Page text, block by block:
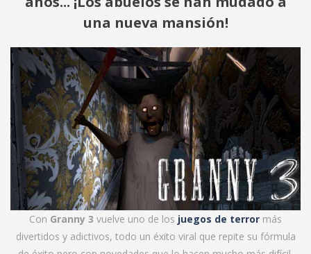
una nueva mansión!
Con Granny 3 vuelve uno de los juegos de terror más
divertidos y adictivos, todo un éxito viral que repite su fórmula